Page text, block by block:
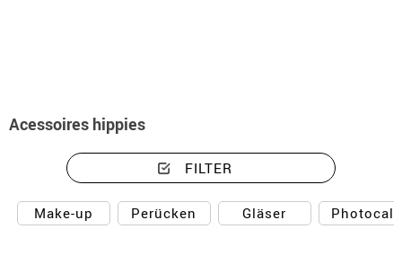
Acessoires hippies
FILTER
Make-up Perücken Gläser Photocall